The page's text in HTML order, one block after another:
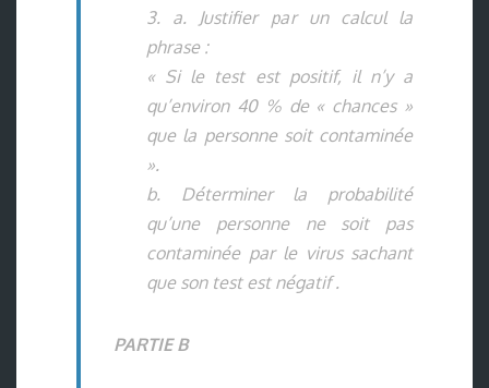
3. a. Justifier par un calcul la
phrase :
« Si le test est positif, il n’y a
qu’environ 40 % de « chances »
que la personne soit contaminée
».
b. Déterminer la probabilité
qu’une personne ne soit pas
contaminée par le virus sachant
que son test est négatif .
PARTIE B